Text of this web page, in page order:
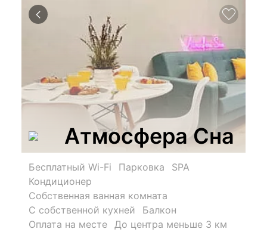
Атмосфера Сна
Бесплатный Wi-Fi Парковка
SPA
Кондиционер
Собственная ванная комната
С собственной кухней
Балкон
Оплата на месте До центра меньше 3 км